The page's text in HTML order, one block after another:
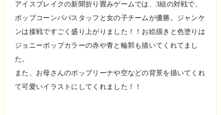
アイスブレイクの新聞折り畳みゲームでは、3組の対戦で、
ポップコーンパパスタッフと女の子チームが優勝。ジャンケ
ンは接戦ですごく盛り上がりました！！お絵描きと色塗りは
ジョニーポップカラーの赤や青と輪郭も描いてくれてまし
た。
また、お母さんのポップリーナや空などの背景を描いてくれ
て可愛いイラストにしてくれました！！